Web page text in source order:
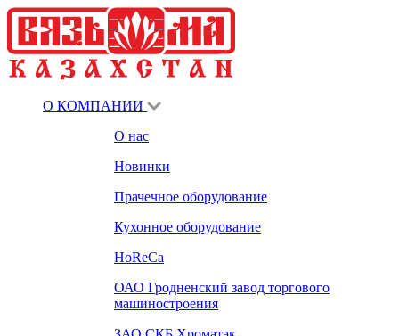
О КОМПАНИИ
О нас
Новинки
Прачечное оборудование
Кухонное оборудование
HoReCa
ОАО Гродненский завод торгового
машиностроения